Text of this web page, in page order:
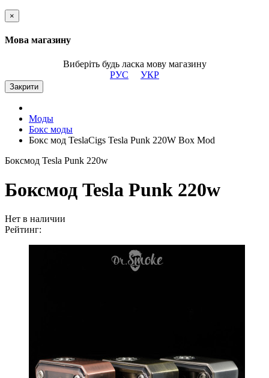
×
Мова магазину
Виберіть будь ласка мову магазину
РУС
УКР
Закрити
Моды
Бокс моды
Бокс мод TeslaCigs Tesla Punk 220W Box Mod
Боксмод Tesla Punk 220w
Боксмод Tesla Punk 220w
Нет в наличии
Рейтинг: